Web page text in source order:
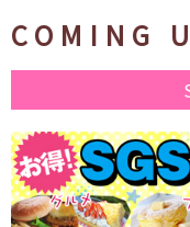
COMING